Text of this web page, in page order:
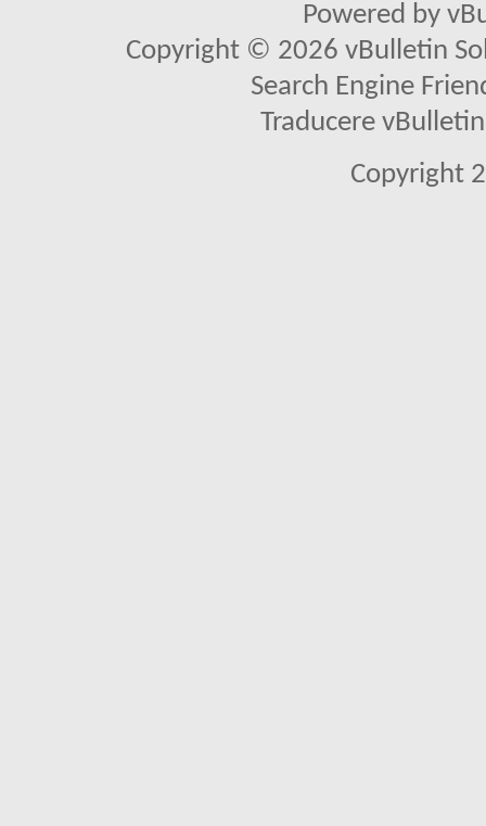
Powered by
Copyright © 2026 vBulletin
Search Engine
Traducere
Copyright